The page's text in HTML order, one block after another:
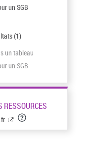
un SGB
(1)
un tableau
un SGB
RESSOURCES